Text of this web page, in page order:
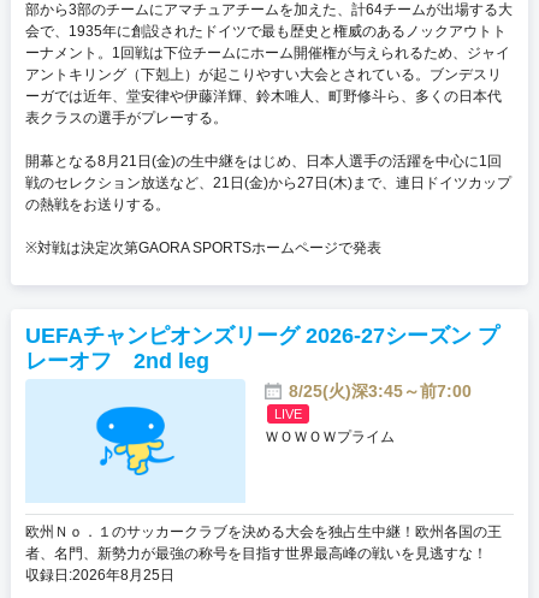
部から3部のチームにアマチュアチームを加えた、計64チームが出場する大
会で、1935年に創設されたドイツで最も歴史と権威のあるノックアウトト
ーナメント。1回戦は下位チームにホーム開催権が与えられるため、ジャイ
アントキリング（下剋上）が起こりやすい大会とされている。ブンデスリ
ーガでは近年、堂安律や伊藤洋輝、鈴木唯人、町野修斗ら、多くの日本代
表クラスの選手がプレーする。
開幕となる8月21日(金)の生中継をはじめ、日本人選手の活躍を中心に1回
戦のセレクション放送など、21日(金)から27日(木)まで、連日ドイツカップ
の熱戦をお送りする。
※対戦は決定次第GAORA SPORTSホームページで発表
UEFAチャンピオンズリーグ 2026-27シーズン プ
レーオフ 2nd leg
8/25(火)深3:45～前7:00
LIVE
ＷＯＷＯＷプライム
欧州Ｎｏ．１のサッカークラブを決める大会を独占生中継！欧州各国の王
者、名門、新勢力が最強の称号を目指す世界最高峰の戦いを見逃すな！
収録日:2026年8月25日